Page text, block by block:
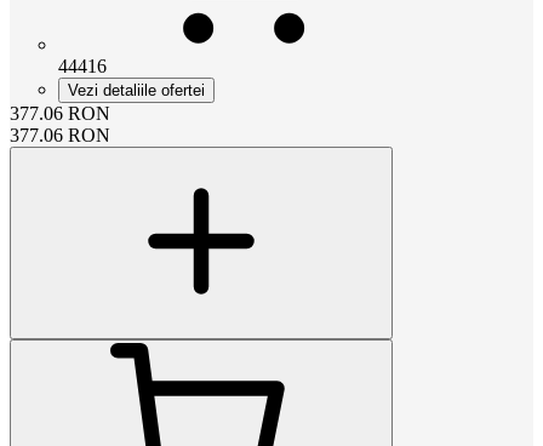
44416
Vezi detaliile ofertei
377.06 RON
377.06 RON